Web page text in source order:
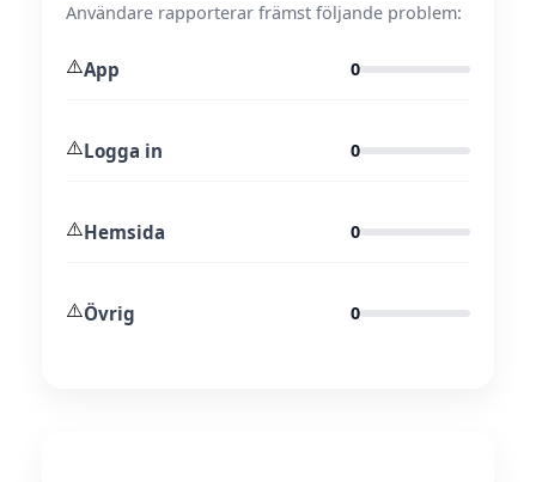
Användare rapporterar främst följande problem:
⚠️App 0
⚠️Logga in 0
⚠️Hemsida 0
⚠️Övrig 0